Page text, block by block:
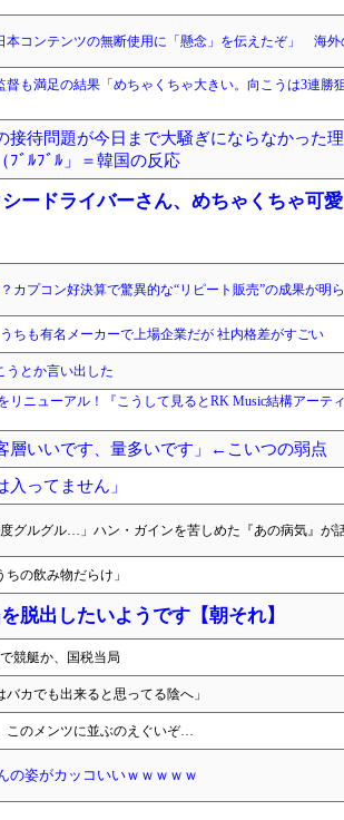
本コンテンツの無断使用に「懸念」を伝えたぞ」 海外
も満足の結果「めちゃくちゃ大きい。向こうは3連勝
接待問題が今日まで大騒ぎにならなかった理
ﾞﾙﾌﾞﾙ」＝韓国の反応
シードライバーさん、めちゃくちゃ可
カプコン好決算で驚異的な“リピート販売”の成果が明ら
ちも有名メーカーで上場企業だが 社内格差がすごい
うとか言い出した
リニューアル！『こうして見るとRK Music結構アーテ
層いいです、量多いです」←こいつの弱点
ってません」
グルグル…」ハン・ガインを苦しめた『あの病気』が
の飲み物だらけ」
脱出したいようです【朝それ】
競艇か、国税当局
カでも出来ると思ってる陰へ」
このメンツに並ぶのえぐいぞ…
の姿がカッコいいｗｗｗｗｗ